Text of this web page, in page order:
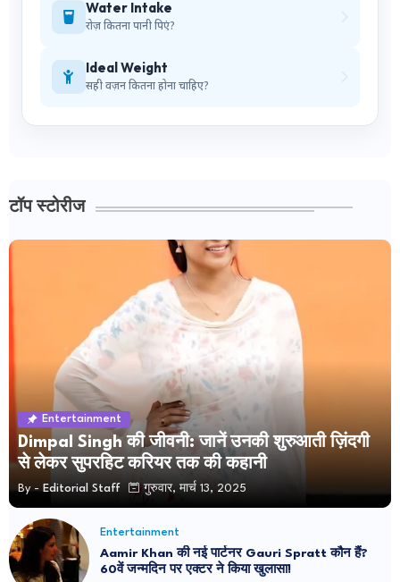
Water Intake
रोज़ कितना पानी पिएं?
Ideal Weight
सही वज़न कितना होना चाहिए?
टॉप स्टोरीज
Entertainment
Dimpal Singh की जीवनी: जानें उनकी शुरुआती ज़िंदगी
से लेकर सुपरहिट करियर तक की कहानी
By - Editorial Staff गुरुवार, मार्च 13, 2025
Entertainment
Aamir Khan की नई पार्टनर Gauri Spratt कौन हैं?
60वें जन्मदिन पर एक्टर ने किया खुलासा!